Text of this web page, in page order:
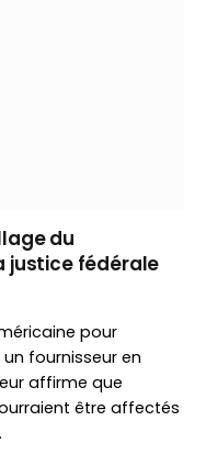
du
justice fédérale
pour
fournisseur en
affirme que
être affectés